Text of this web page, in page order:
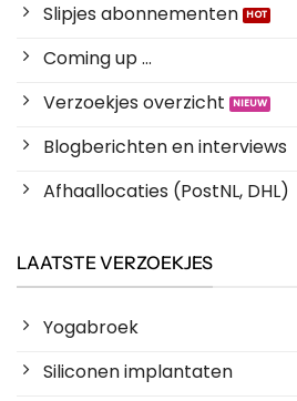
Slipjes abonnementen
Coming up ...
Verzoekjes overzicht
Blogberichten en interviews
Afhaallocaties (PostNL, DHL)
LAATSTE VERZOEKJES
Yogabroek
Siliconen implantaten